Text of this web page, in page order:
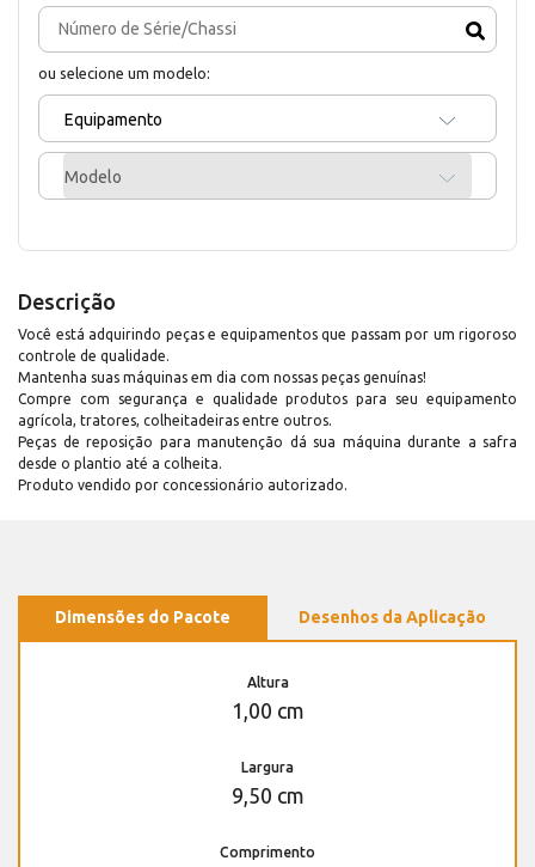
ou selecione um modelo:
Equipamento
Modelo
Descrição
Você está adquirindo peças e equipamentos que passam por um rigoroso
controle de qualidade.
Mantenha suas máquinas em dia com nossas peças genuínas!
Compre com segurança e qualidade produtos para seu equipamento
agrícola, tratores, colheitadeiras entre outros.
Peças de reposição para manutenção dá sua máquina durante a safra
desde o plantio até a colheita.
Produto vendido por concessionário autorizado.
Dimensões do Pacote Desenhos da Aplicação
Altura
1,00 cm
Largura
9,50 cm
Comprimento